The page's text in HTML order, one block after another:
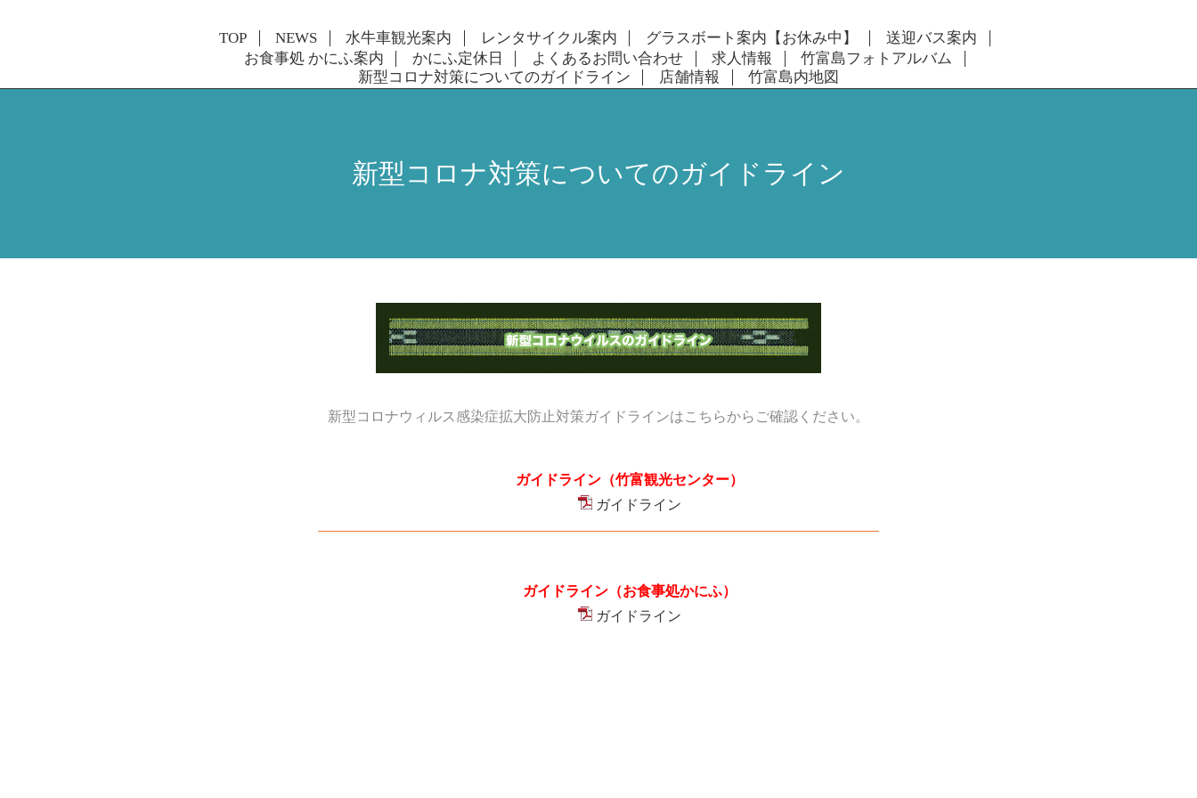
TOP NEWS 水牛車観光案内 レンタサイクル案内 グラスボート案内【お休み中】
送迎バス案内
お食事処 かにふ案内
かにふ定休日 よくあるお問い合わせ 求人情報
竹富島フォトアルバム
新型コロナ対策についてのガイドライン
店舗情報 竹富島内地図
新型コロナ対策についてのガイドライン
新型コロナウィルス感染症拡大防止対策ガイドラインはこちらからご確認ください。
ガイドライン（竹富観光センター）
ガイドライン
ガイドライン（お食事処かにふ）
ガイドライン